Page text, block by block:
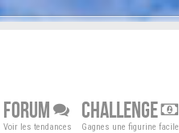
FORUM
Voir les tendances
CHALLENGE
Gagnes une figurine facile